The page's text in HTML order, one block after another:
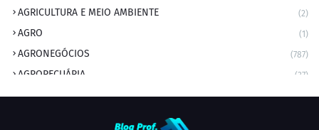
AGRICULTURA E MEIO AMBIENTE (2)
AGRO (1)
AGRONEGÓCIOS (787)
AGROPECUÁRIA (37)
AMBIENTE (9)